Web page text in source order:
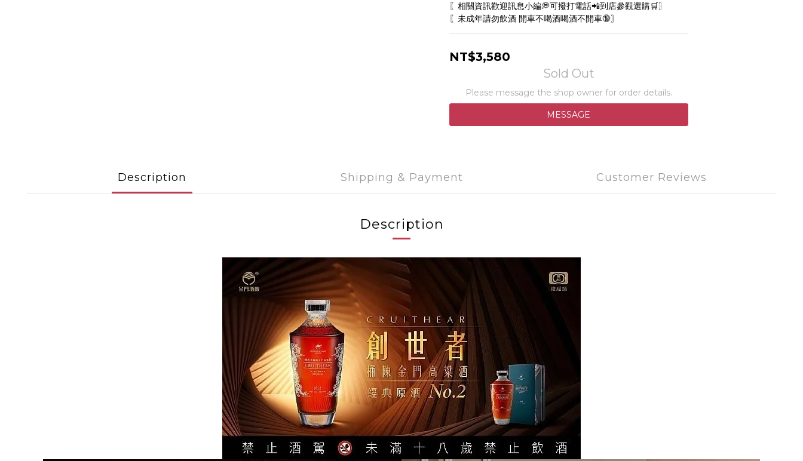
〖相關資訊歡迎訊息小編💭可撥打電話📲到店參觀選購🛒〗
〖未成年請勿飲酒 開車不喝酒喝酒不開車🔞〗
NT$3,580
Sold Out
Please message the shop owner for order details.
MESSAGE
Description Shipping & Payment Customer Reviews
Description